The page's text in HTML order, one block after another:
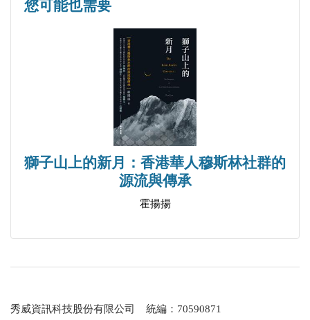
道不可道 因眾人且勉強道道
名非常名 為自己休刻意名名
絮絮叨叨忙忙碌碌兢兢業業放膽做幾樁好事
猶猶豫豫提提防防恍恍惚惚小心成一個壞人
您可能也需要
獅子山上的新月：香港華人穆斯林社群的
源流與傳承
霍揚揚
秀威資訊科技股份有限公司 統編：70590871